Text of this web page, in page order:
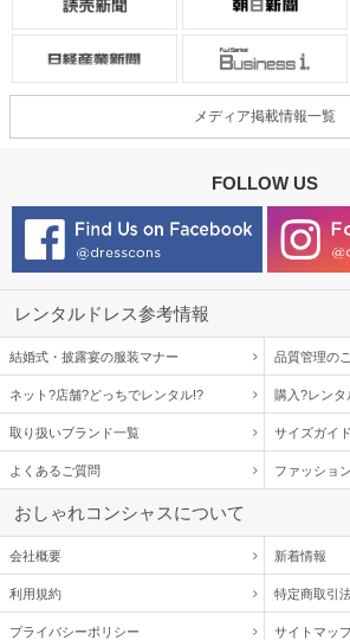
メディア掲載情報一覧
FOLLOW US
レンタルドレス参考情報
結婚式・披露宴の服装マナー 品質管理の
ネット?店舗?どっちでレンタル!? 購入?レンタ
取り扱いブランド一覧 サイズガイド
よくあるご質問 ファッショ
おしゃれコンシャスについて
会社概要 新着情報
利用規約 特定商取引
プライバシーポリシー サイトマッ